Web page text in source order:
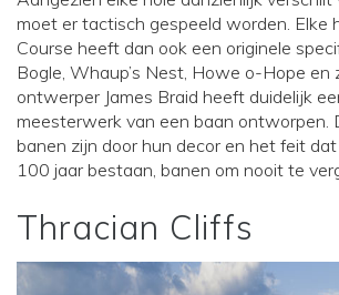
moet er tactisch gespeeld worden. Elke
Course heeft dan ook een originele
Bogle, Whaup’s Nest, Howe o-Hope en
ontwerper James Braid heeft duidelijk
meesterwerk van een baan ontworpen.
banen zijn door hun decor en het feit
100 jaar bestaan, banen om nooit te
Thracian Cliffs